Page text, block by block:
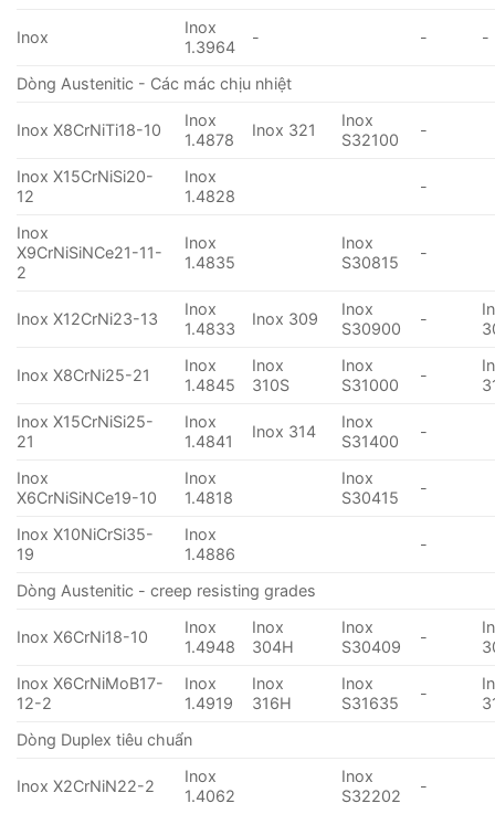
Inox
Inox
1.3964
- - -
Dòng Austenitic - Các mác chịu nhiệt
Inox X8CrNiTi18-10
Inox
1.4878
Inox 321
Inox
S32100
-
Inox X15CrNiSi20-
12
Inox
1.4828
-
Inox
X9CrNiSiNCe21-11-
2
Inox
1.4835
Inox
S30815
-
Inox X12CrNi23-13
Inox
1.4833
Inox 309
Inox
S30900
-
Inox X8CrNi25-21
Inox
1.4845
Inox
310S
Inox
S31000
-
Inox X15CrNiSi25-
21
Inox
1.4841
Inox 314
Inox
S31400
-
Inox
X6CrNiSiNCe19-10
Inox
1.4818
Inox
S30415
-
Inox X10NiCrSi35-
19
Inox
1.4886
-
Dòng Austenitic - creep resisting grades
Inox X6CrNi18-10
Inox
1.4948
Inox
304H
Inox
S30409
-
Inox X6CrNiMoB17-
12-2
Inox
1.4919
Inox
316H
Inox
S31635
-
Dòng Duplex tiêu chuẩn
Inox X2CrNiN22-2
Inox
1.4062
Inox
S32202
-